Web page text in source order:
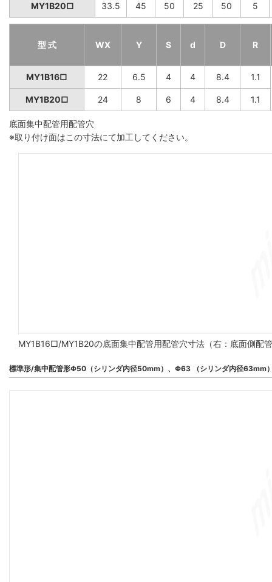
MY1B20□ 33.5 45 50 25 50 5
型 式 WX Y S d D R
MY1B16□ 22 6.5 4 4 8.4 1.1
MY1B20□ 24 8 6 4 8.4 1.1
底面集中配管用配管穴
※取り付け面はこの寸法にて加工してください。
MY1B16□/MY1B20の底面集中配管用配管穴寸法（右：底面側配
標準形/集中配管形Φ50（シリンダ内径50mm）、Φ63 （シリンダ内径63mm